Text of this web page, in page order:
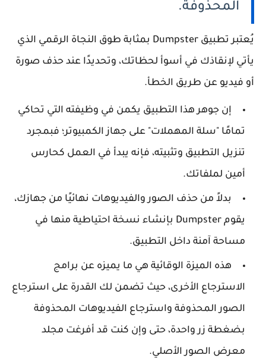
المحذوفة.
يُعتبر تطبيق Dumpster بمثابة طوق النجاة الرقمي الذي
يأتي لإنقاذك في أسوأ لحظاتك، وتحديدًا عند حذف صورة
أو فيديو عن طريق الخطأ.
إن جوهر هذا التطبيق يكمن في وظيفته التي تحاكي
تمامًا "سلة المهملات" على جهاز الكمبيوتر؛ فبمجرد
تنزيل التطبيق وتثبيته، فإنه يبدأ في العمل كحارس
أمين لملفاتك.
بدلاً من حذف الصور والفيديوهات نهائيًا من جهازك،
يقوم Dumpster بإنشاء نسخة احتياطية منها في
مساحة آمنة داخل التطبيق.
هذه الميزة الوقائية هي ما يميزه عن برامج
الاسترجاع الأخرى، حيث تضمن لك القدرة على استرجاع
الصور المحذوفة واسترجاع الفيديوهات المحذوفة
بضغطة زر واحدة، حتى وإن كنت قد أفرغت مجلد
معرض الصور الأصلي.